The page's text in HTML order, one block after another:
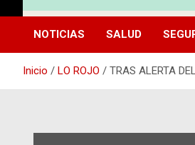
NOTICIAS SALUD
Inicio LO ROJO TRAS ALERTA